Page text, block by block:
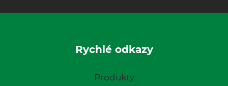
Rychlé odkazy
Produkty